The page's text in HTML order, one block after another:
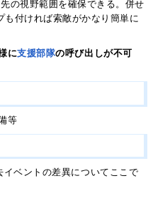
の視野範囲を確保できる。併せ
も付ければ索敵がかなり簡単に
に支援部隊の呼び出しが不可
等
イベントの差異についてここで